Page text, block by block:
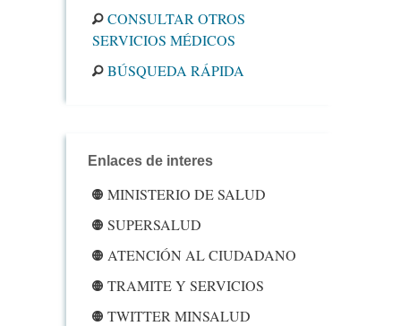
CONSULTAR OTROS
SERVICIOS MÉDICOS
BÚSQUEDA RÁPIDA
Enlaces de interes
MINISTERIO DE SALUD
SUPERSALUD
ATENCIÓN AL CIUDADANO
TRAMITE Y SERVICIOS
TWITTER MINSALUD